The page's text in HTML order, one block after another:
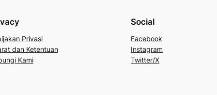
Privasi
dan Ketentuan
Kami
Social
Facebook
Instagram
Twitter/X